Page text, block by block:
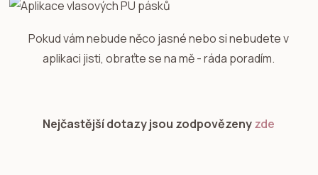
Pokud vám nebude něco jasné nebo si nebudete v
aplikaci jisti, obraťte se na mě - ráda poradím.
Nejčastější dotazy jsou zodpovězenyzde